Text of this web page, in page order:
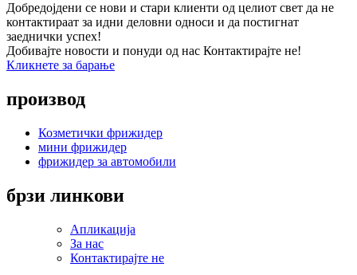
Добредојдени се нови и стари клиенти од целиот свет да не
контактираат за идни деловни односи и да постигнат
заеднички успех!
Добивајте новости и понуди од нас Контактирајте не!
Кликнете за барање
производ
Козметички фрижидер
мини фрижидер
фрижидер за автомобили
брзи линкови
Апликација
За нас
Контактирајте не